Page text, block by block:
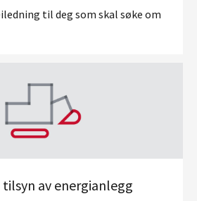
til deg som skal søke om
av energianlegg